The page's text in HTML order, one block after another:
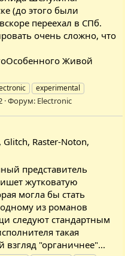
(до этого были
переехал в СПб.
очень сложно, что
Живой
experimental
Форум: Electronic
Raster-Noton,
представитель
жутковатую
могла бы стать
из романов
следуют стандартным
такая
взгляд "органичнее"...